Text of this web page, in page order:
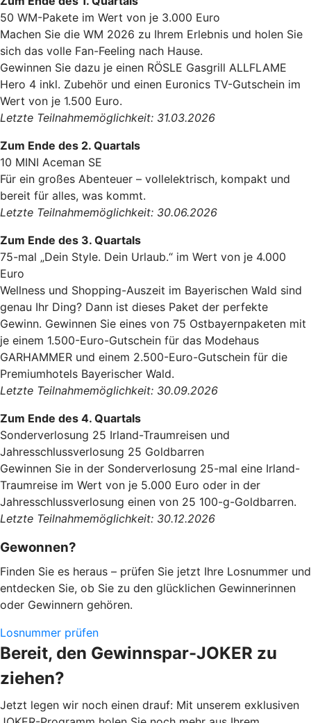
50 WM-Pakete im Wert von je 3.000 Euro
Machen Sie die WM 2026 zu Ihrem Erlebnis und holen Sie
sich das volle Fan-Feeling nach Hause.
Gewinnen Sie dazu je einen RÖSLE Gasgrill ALLFLAME
Hero 4 inkl. Zubehör und einen Euronics TV-Gutschein im
Wert von je 1.500 Euro.
Letzte Teilnahmemöglichkeit: 31.03.2026
Zum Ende des 2. Quartals
10 MINI Aceman SE
Für ein großes Abenteuer – vollelektrisch, kompakt und
bereit für alles, was kommt.
Letzte Teilnahmemöglichkeit: 30.06.2026
Zum Ende des 3. Quartals
75-mal „Dein Style. Dein Urlaub.“ im Wert von je 4.000
Euro
Wellness und Shopping-Auszeit im Bayerischen Wald sind
genau Ihr Ding? Dann ist dieses Paket der perfekte
Gewinn. Gewinnen Sie eines von 75 Ostbayernpaketen mit
je einem 1.500-Euro-Gutschein für das Modehaus
GARHAMMER und einem 2.500-Euro-Gutschein für die
Premiumhotels Bayerischer Wald.
Letzte Teilnahmemöglichkeit: 30.09.2026
Zum Ende des 4. Quartals
Sonderverlosung 25 Irland-Traumreisen und
Jahresschlussverlosung 25 Goldbarren
Gewinnen Sie in der Sonderverlosung 25-mal eine Irland-
Traumreise im Wert von je 5.000 Euro oder in der
Jahresschlussverlosung einen von 25 100-g-Goldbarren.
Letzte Teilnahmemöglichkeit: 30.12.2026
Gewonnen?
Finden Sie es heraus – prüfen Sie jetzt Ihre Losnummer und
entdecken Sie, ob Sie zu den glücklichen Gewinnerinnen
oder Gewinnern gehören.
Losnummer prüfen
Bereit, den Gewinnspar-JOKER zu
ziehen?
Jetzt legen wir noch einen drauf: Mit unserem exklusiven